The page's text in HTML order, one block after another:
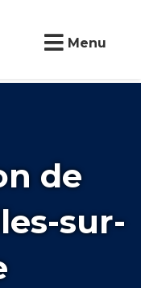
Menu
de
sur-